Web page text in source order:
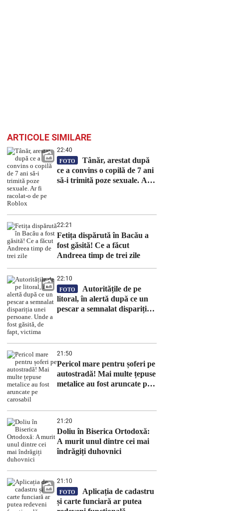
ARTICOLE SIMILARE
22:40
FOTO
Tânăr, arestat după
ce a convins o copilă de 7 ani
să-i trimită poze sexuale. Ar
22:21
Fetița dispărută în Bacău a
fost găsită! Ce a făcut
Andreea timp de trei zile
22:10
FOTO
Autoritățile de pe
litoral, în alertă după ce un
pescar a semnalat dispariția
21:50
Pericol mare pentru șoferi pe
autostradă! Mai multe țepuse
metalice au fost aruncate pe
21:20
Doliu în Biserica Ortodoxă:
A murit unul dintre cei mai
îndrăgiți duhovnici
21:10
FOTO
Aplicația de cadastru
și carte funciară ar putea